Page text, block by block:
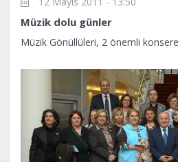
Müzik dolu günler
Müzik Gönüllüleri, 2 önemli